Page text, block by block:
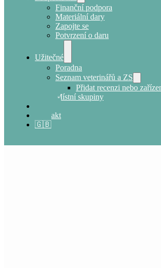
Finanční podpora
Materiální dary
Zapojte se
Potvrzení o daru
Užitečné
Poradna
Seznam veterinářů a ZS
Přidat recenzi nebo
Místní skupiny
Kontakt
🇬🇧